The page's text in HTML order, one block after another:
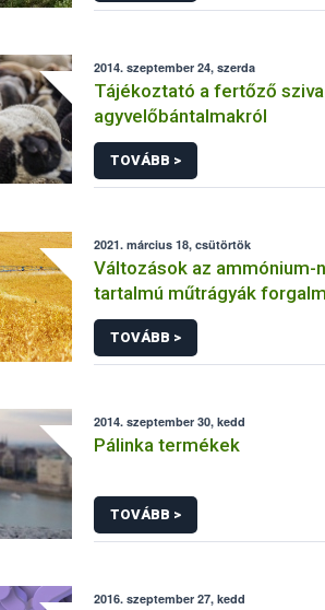
2014. szeptember 24, szerda
Tájékoztató a fertőző
agyvelőbántalmakról
TOVÁBB >
2021. március 18, csütörtök
Változások az ammónium-
tartalmú műtrágyák
TOVÁBB >
2014. szeptember 30, kedd
Pálinka termékek
TOVÁBB >
2016. szeptember 27, kedd